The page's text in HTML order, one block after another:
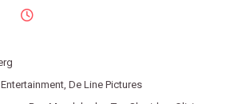
, De Line Pictures